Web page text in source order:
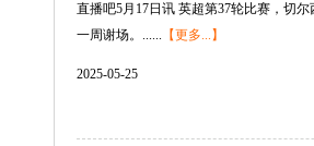
直播吧5月17日讯 英超第37轮比赛，切
一周谢场。...... 【更多...】
2025-05-25